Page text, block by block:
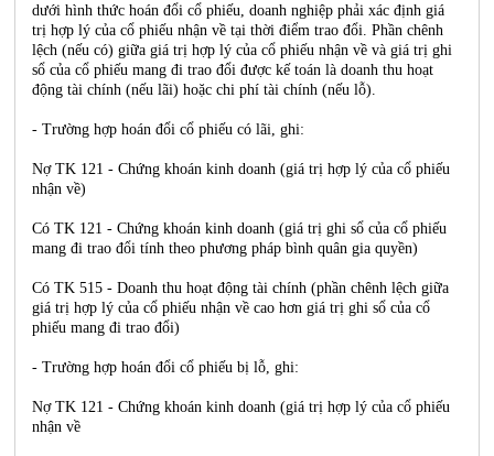
dưới hình thức hoán đổi cổ phiếu, doanh nghiệp phải xác định giá
trị hợp lý của cổ phiếu nhận về tại thời điểm trao đổi. Phần chênh
lệch (nếu có) giữa giá trị hợp lý của cổ phiếu nhận về và giá trị ghi
sổ của cổ phiếu mang đi trao đổi được kế toán là doanh thu hoạt
động tài chính (nếu lãi) hoặc chi phí tài chính (nếu lỗ).
- Trường hợp hoán đổi cổ phiếu có lãi, ghi:
Nợ TK 121 - Chứng khoán kinh doanh (giá trị hợp lý của cổ phiếu
nhận về)
Có TK 121 - Chứng khoán kinh doanh (giá trị ghi sổ của cổ phiếu
mang đi trao đổi tính theo phương pháp bình quân gia quyền)
Có TK 515 - Doanh thu hoạt động tài chính (phần chênh lệch giữa
giá trị hợp lý của cổ phiếu nhận về cao hơn giá trị ghi sổ của cổ
phiếu mang đi trao đổi)
- Trường hợp hoán đổi cổ phiếu bị lỗ, ghi:
Nợ TK 121 - Chứng khoán kinh doanh (giá trị hợp lý của cổ phiếu
nhận về